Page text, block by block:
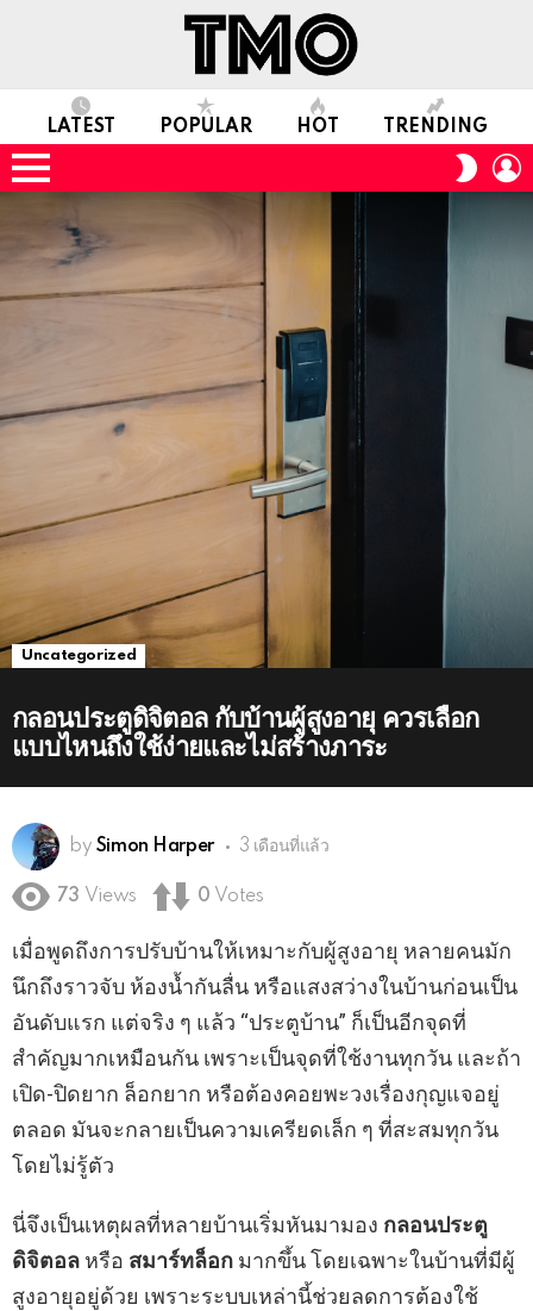
LATEST POPULAR HOT TRENDING
Menu
SKIN
Uncategorized
กลอนประตูดิจิตอล กับบ้านผู้สูงอายุ ควรเลือก
แบบไหนถึงใช้ง่ายและไม่สร้างภาระ
by Simon Harper 3 เดือนที่แล้ว
73 Views 0 Votes
เมื่อพูดถึงการปรับบ้านให้เหมาะกับผู้สูงอายุ หลายคนมัก
นึกถึงราวจับ ห้องน้ำกันลื่น หรือแสงสว่างในบ้านก่อนเป็น
อันดับแรก แต่จริง ๆ แล้ว “ประตูบ้าน” ก็เป็นอีกจุดที่
สำคัญมากเหมือนกัน เพราะเป็นจุดที่ใช้งานทุกวัน และถ้า
เปิด-ปิดยาก ล็อกยาก หรือต้องคอยพะวงเรื่องกุญแจอยู่
ตลอด มันจะกลายเป็นความเครียดเล็ก ๆ ที่สะสมทุกวัน
โดยไม่รู้ตัว
นี่จึงเป็นเหตุผลที่หลายบ้านเริ่มหันมามอง กลอนประตู
ดิจิตอล หรือ สมาร์ทล็อก มากขึ้น โดยเฉพาะในบ้านที่มีผู้
สูงอายุอยู่ด้วย เพราะระบบเหล่านี้ช่วยลดการต้องใช้